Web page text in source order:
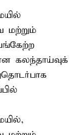
மற்றும்
கலந்தாய்வுக்